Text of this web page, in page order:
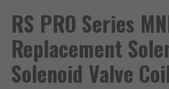
RS PRO Series
Replacement
Solenoid Valve